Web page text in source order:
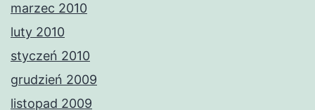
marzec 2010
luty 2010
styczeń 2010
grudzień 2009
listopad 2009